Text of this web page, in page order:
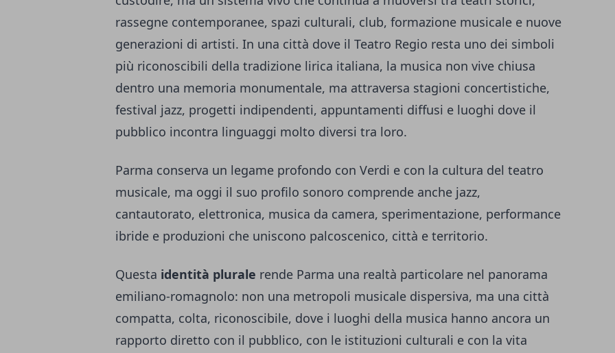
rassegne contemporanee, spazi culturali, club, formazione musicale e nuove
generazioni di artisti. In una città dove il Teatro Regio resta uno dei simboli
più riconoscibili della tradizione lirica italiana, la musica non vive chiusa
dentro una memoria monumentale, ma attraversa stagioni concertistiche,
festival jazz, progetti indipendenti, appuntamenti diffusi e luoghi dove il
pubblico incontra linguaggi molto diversi tra loro.
Parma conserva un legame profondo con Verdi e con la cultura del teatro
musicale, ma oggi il suo profilo sonoro comprende anche jazz,
cantautorato, elettronica, musica da camera, sperimentazione, performance
ibride e produzioni che uniscono palcoscenico, città e territorio.
Questa identità plurale rende Parma una realtà particolare nel panorama
emiliano-romagnolo: non una metropoli musicale dispersiva, ma una città
compatta, colta, riconoscibile, dove i luoghi della musica hanno ancora un
rapporto diretto con il pubblico, con le istituzioni culturali e con la vita